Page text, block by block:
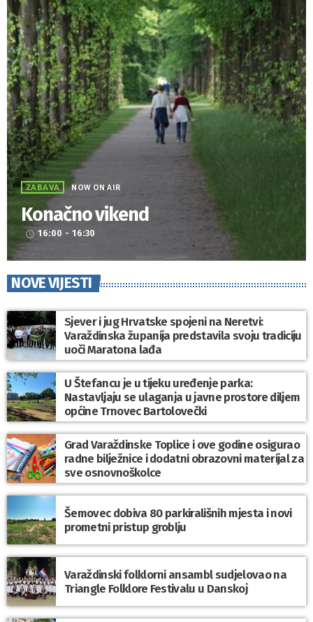
ZABAVA NOW ON AIR
Konačno vikend
access_time 16:00 - 16:30
NOVE VIJESTI
Sjever i jug Hrvatske spojeni na Neretvi:
Varaždinska županija predstavila svoju tradiciju
uoči Maratona lađa
U Štefancu je u tijeku uređenje parka:
Nastavljaju se ulaganja u javne prostore diljem
općine Trnovec Bartolovečki
Grad Varaždinske Toplice i ove godine osigurao
radne bilježnice i dodatni obrazovni materijal za
sve osnovnoškolce
Šemovec dobiva 80 parkirališnih mjesta i novi
prometni pristup groblju
Varaždinski folklorni ansambl sudjelovao na
Triangle Folklore Festivalu u Danskoj